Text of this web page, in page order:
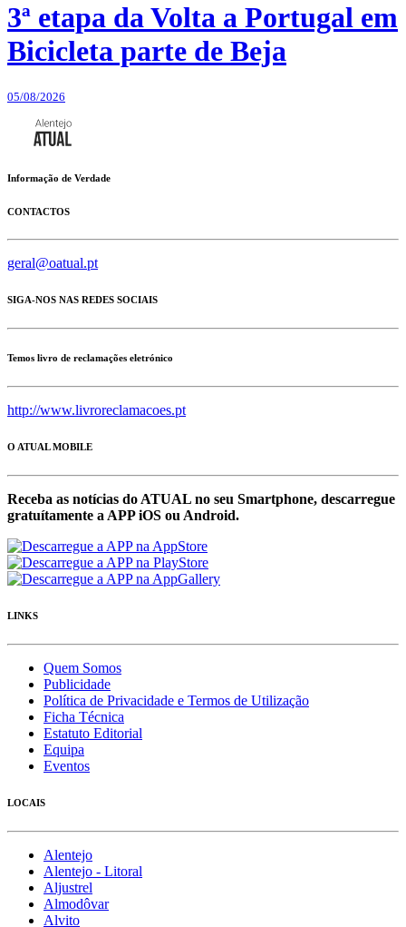
3ª etapa da Volta a Portugal em
Bicicleta parte de Beja
05/08/2026
Informação de Verdade
CONTACTOS
geral@oatual.pt
SIGA-NOS NAS REDES SOCIAIS
Temos livro de reclamações eletrónico
http://www.livroreclamacoes.pt
O ATUAL MOBILE
Receba as notícias do ATUAL no seu Smartphone, descarregue
gratuítamente a APP iOS ou Android.
LINKS
Quem Somos
Publicidade
Política de Privacidade e Termos de Utilização
Ficha Técnica
Estatuto Editorial
Equipa
Eventos
LOCAIS
Alentejo
Alentejo - Litoral
Aljustrel
Almodôvar
Alvito